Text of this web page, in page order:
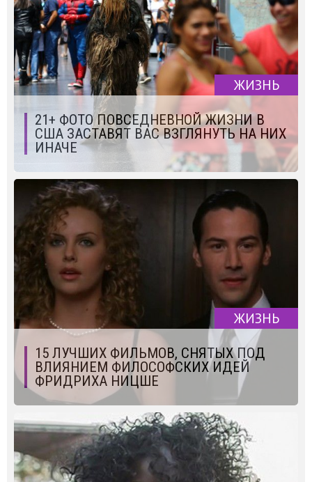
ЖИЗНЬ
21+ ФОТО ПОВСЕДНЕВНОЙ ЖИЗНИ В
США ЗАСТАВЯТ ВАС ВЗГЛЯНУТЬ НА НИХ
ИНАЧЕ
ЖИЗНЬ
15 ЛУЧШИХ ФИЛЬМОВ, СНЯТЫХ ПОД
ВЛИЯНИЕМ ФИЛОСОФСКИХ ИДЕЙ
ФРИДРИХА НИЦШЕ